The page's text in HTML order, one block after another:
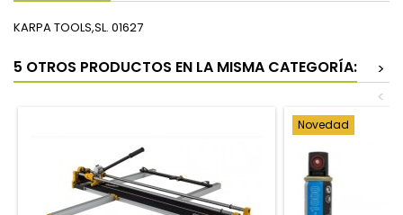
KARPA TOOLS,SL. 01627
5 OTROS PRODUCTOS EN LA MISMA CATEGORÍA:
>
<
Novedad